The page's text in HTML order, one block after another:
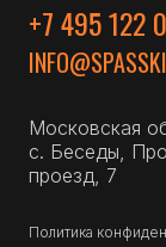
+7 495 122
Московская
с. Беседы,
проезд, 7
Политика